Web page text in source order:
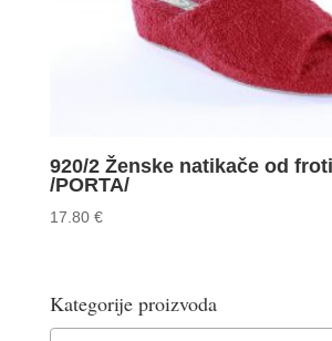
920/2 Ženske natikače od
/PORTA/
17.80 €
Kategorije proizvoda